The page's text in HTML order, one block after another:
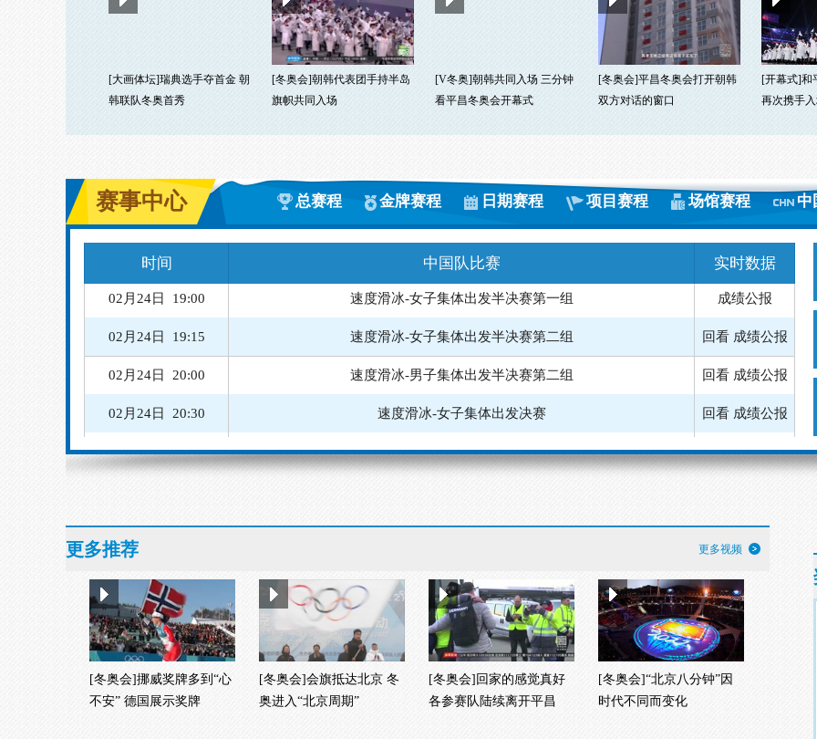
[大画体坛]瑞典选手夺首金 朝
韩联队冬奥首秀
[冬奥会]朝韩代表团手持半岛
旗帜共同入场
[V冬奥]朝韩共同入场 三分钟
看平昌冬奥会开幕式
[冬奥会]平昌冬奥会打开朝韩
双方对话的窗口
[开幕式]和
再次携手
赛事中心 总赛程 金牌赛程 日期赛程 项目赛程 场馆赛程 中
时间 中国队比赛 实时数据
02月24日 20:00 速度滑冰-男子集体出发半决赛第二组 回看 成绩公报
02月24日 20:30 速度滑冰-女子集体出发决赛 回看 成绩公报
02月25日 08:30 雪车-四人第三轮 回看 成绩公报
02月25日 14:15 越野滑雪-女子30公里传统式集体出发 回看 成绩公报
02月24日 10:07 雪车-四人第二轮 回看 成绩公报
更多推荐 更多视频
[冬奥会]挪威奖牌多到“心
不安” 德国展示奖牌
[冬奥会]会旗抵达北京 冬
奥进入“北京周期”
[冬奥会]回家的感觉真好
各参赛队陆续离开平昌
[冬奥会]“北京八分钟”因
时代不同而变化